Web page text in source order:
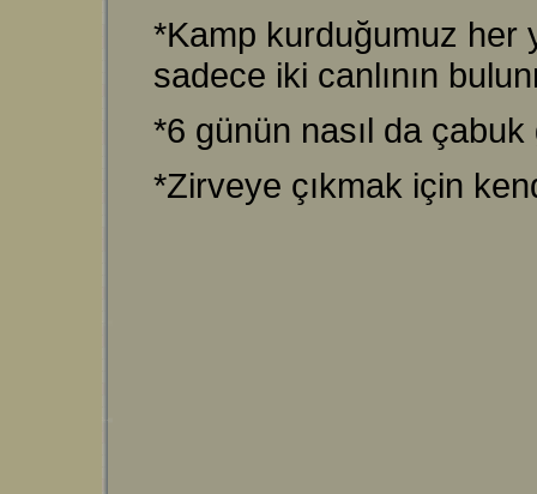
*Kamp kurduğumuz her
sadece iki canlının
*6 günün nasıl da
*Zirveye çıkmak için